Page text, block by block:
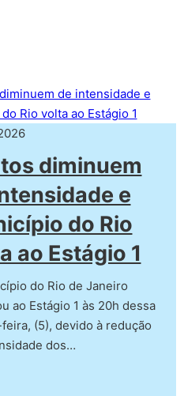
diminuem
e
do Rio
ao Estágio 1
do Rio de Janeiro
ao Estágio 1 às 20h dessa
(5), devido à redução
dos…